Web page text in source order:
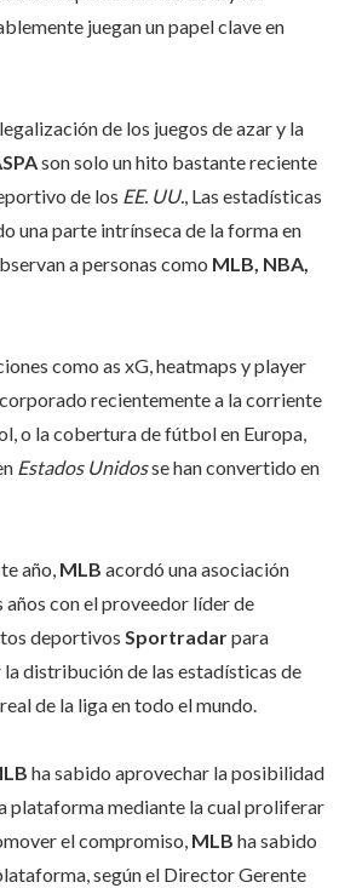
juegan un papel clave en
de los juegos de azar y la
son solo un hito bastante reciente
de los EE. UU., Las estadísticas
una parte intrínseca de la forma en
a personas como MLB, NBA,
como as xG, heatmaps y player
recientemente a la corriente
​​o la cobertura de fútbol en Europa,
Estados Unidosse han convertido en
año, MLB acordó una asociación
años con el proveedor líder de
deportivos Sportradarpara
distribución de las estadísticas de
de la liga en todo el mundo.
ha sabido aprovechar la posibilidad
plataforma mediante la cual proliferar
el compromiso, MLB ha sabido
según el Director Gerente